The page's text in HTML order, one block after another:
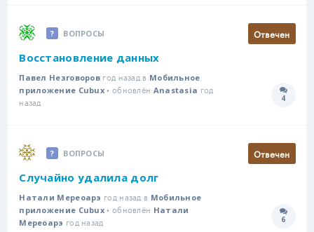
ВОПРОСЫ Отвечен
Восстановление данных
Павел Незговоров год назад в Мобильное
приложение Cubux • обновлён Anastasia год
назад
4
ВОПРОСЫ Отвечен
Случайно удалила долг
Натали Мереоарэ год назад в Мобильное
приложение Cubux • обновлён Натали
Мереоарэ год назад 6